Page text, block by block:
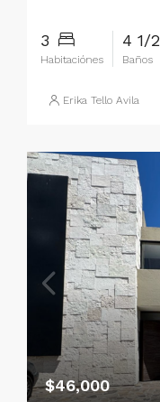
3
Habitaciónes
4 1/2
Baños
Erika Tello Avila
$46,000